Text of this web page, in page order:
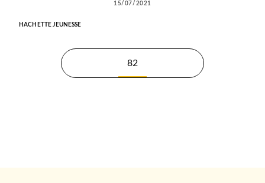
15/07/2021
HACHETTE JEUNESSE
82